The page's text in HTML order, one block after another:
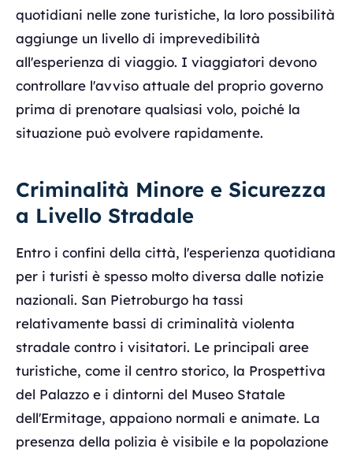
quotidiani nelle zone turistiche, la loro possibilità
aggiunge un livello di imprevedibilità
all'esperienza di viaggio. I viaggiatori devono
controllare l'avviso attuale del proprio governo
prima di prenotare qualsiasi volo, poiché la
situazione può evolvere rapidamente.
Criminalità Minore e Sicurezza
a Livello Stradale
Entro i confini della città, l'esperienza quotidiana
per i turisti è spesso molto diversa dalle notizie
nazionali. San Pietroburgo ha tassi
relativamente bassi di criminalità violenta
stradale contro i visitatori. Le principali aree
turistiche, come il centro storico, la Prospettiva
del Palazzo e i dintorni del Museo Statale
dell'Ermitage, appaiono normali e animate. La
presenza della polizia è visibile e la popolazione